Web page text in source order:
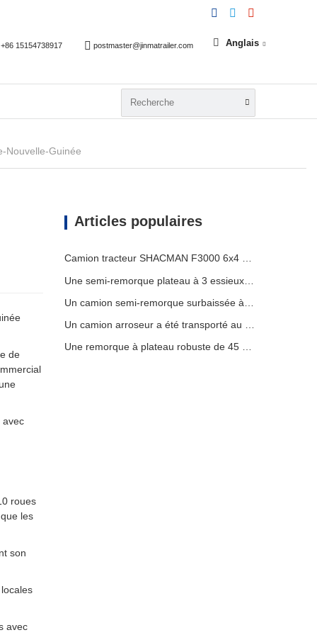
15154738917 postmaster@jinmatrailer.com Anglais
Nouvelle-Guinée
de
avec
roues
les
son
avec
Articles populaires
Camion tracteur SHACMAN F3000 6x4 d'occasion prêt à être expédié au Nigéria
Une remorque à plateau robuste de 45 pieds à 4 essieux sera envoyée en Côte d'Ivoire